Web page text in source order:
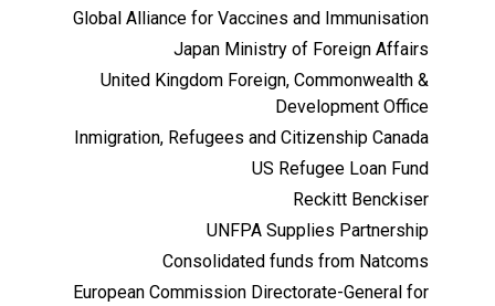
Global Alliance for Vaccines and Immunisation
Japan Ministry of Foreign Affairs
United Kingdom Foreign, Commonwealth &
Development Office
Inmigration, Refugees and Citizenship Canada
US Refugee Loan Fund
Reckitt Benckiser
UNFPA Supplies Partnership
Consolidated funds from Natcoms
European Commission Directorate-General for